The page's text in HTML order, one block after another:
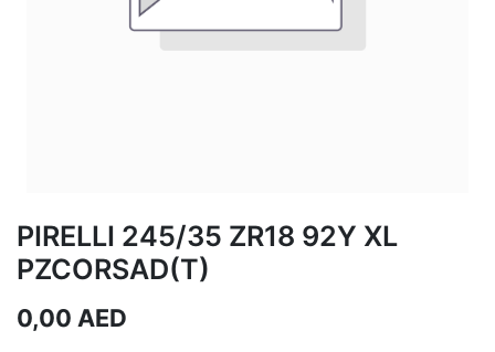
PIRELLI 245/35 ZR18 92Y XL
PZCORSAD(T)
0,00 AED